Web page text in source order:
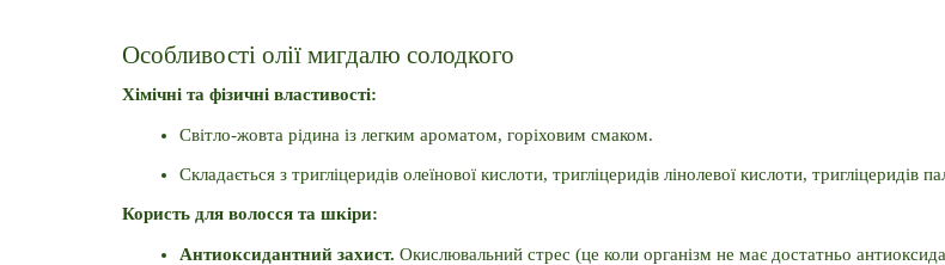
Особливості олії мигдалю солодкого
Хімічні та фізичні властивості:
Світло-жовта рідина із легким ароматом, горіховим смаком.
Складається з тригліцеридів олеїнової кислоти, тригліцеридів лінолевої кислоти,
Користь для волосся та шкіри:
Антиоксидантний захист. Окислювальний стрес (це коли організм не має достатньо